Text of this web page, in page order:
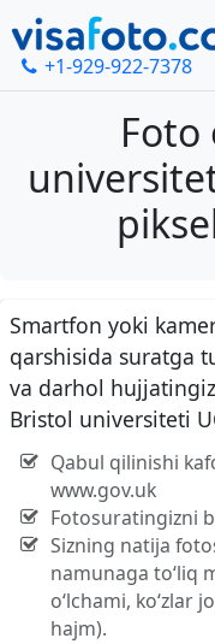
+1-929-922-7378
Foto
Smartfon yoki
qarshisida suratga
va darhol
Bristol universiteti
Qabul qilinishi
www.gov.uk
Fotosuratingizni
Sizning natija
namunaga to‘liq
o‘lchami, ko‘zlar
hajm).